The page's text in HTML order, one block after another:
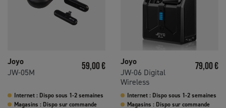
Joyo
JW-05M
Prix
59,00 €
Internet : Dispo sous 1-2 semaines
Magasins : Dispo sur commande
Joyo
JW-06 Digital
Wireless
Prix
79,00 €
Internet : Dispo sous 1-2 semaines
Magasins : Dispo sur commande